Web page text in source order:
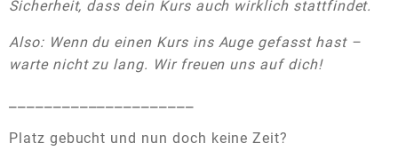
Sicherheit, dass dein Kurs auch wirklich stattfindet.
Also: Wenn du einen Kurs ins Auge gefasst hast –
warte nicht zu lang. Wir freuen uns auf dich!
Platz gebucht und nun doch keine Zeit?